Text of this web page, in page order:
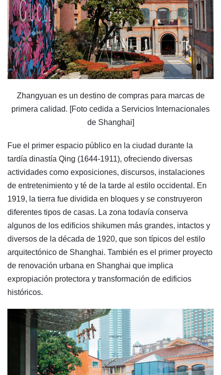
Zhangyuan es un destino de compras para marcas de
primera calidad. [Foto cedida a Servicios Internacionales
de Shanghai]
Fue el primer espacio público en la ciudad durante la
tardía dinastía Qing (1644-1911), ofreciendo diversas
actividades como exposiciones, discursos, instalaciones
de entretenimiento y té de la tarde al estilo occidental. En
1919, la tierra fue dividida en bloques y se construyeron
diferentes tipos de casas. La zona todavía conserva
algunos de los edificios shikumen más grandes, intactos y
diversos de la década de 1920, que son típicos del estilo
arquitectónico de Shanghai. También es el primer proyecto
de renovación urbana en Shanghai que implica
expropiación protectora y transformación de edificios
históricos.